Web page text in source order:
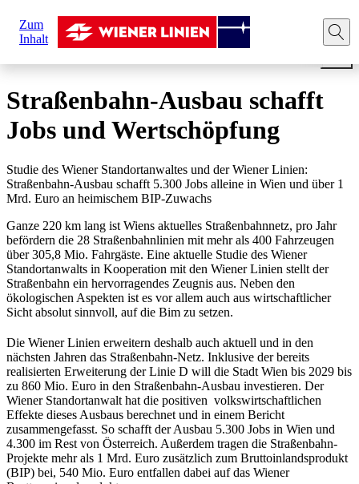
Zum
Inhalt
sind
hier:
Startseite News Straßenbahn-Ausbau schafft Jobs
Straßenbahn-Ausbau schafft
Jobs und Wertschöpfung
Studie des Wiener Standortanwaltes und der Wiener Linien:
Straßenbahn-Ausbau schafft 5.300 Jobs alleine in Wien und über 1
Mrd. Euro an heimischem BIP-Zuwachs
Ganze 220 km lang ist Wiens aktuelles Straßenbahnnetz, pro Jahr
befördern die 28 Straßenbahnlinien mit mehr als 400 Fahrzeugen
über 305,8 Mio. Fahrgäste. Eine aktuelle Studie des Wiener
Standortanwalts in Kooperation mit den Wiener Linien stellt der
Straßenbahn ein hervorragendes Zeugnis aus. Neben den
ökologischen Aspekten ist es vor allem auch aus wirtschaftlicher
Sicht absolut sinnvoll, auf die Bim zu setzen.
Die Wiener Linien erweitern deshalb auch aktuell und in den
nächsten Jahren das Straßenbahn-Netz. Inklusive der bereits
realisierten Erweiterung der Linie D will die Stadt Wien bis 2029 bis
zu 860 Mio. Euro in den Straßenbahn-Ausbau investieren. Der
Wiener Standortanwalt hat die positiven volkswirtschaftlichen
Effekte dieses Ausbaus berechnet und in einem Bericht
zusammengefasst. So schafft der Ausbau 5.300 Jobs in Wien und
4.300 im Rest von Österreich. Außerdem tragen die Straßenbahn-
Projekte mehr als 1 Mrd. Euro zusätzlich zum Bruttoinlandsprodukt
(BIP) bei, 540 Mio. Euro entfallen dabei auf das Wiener